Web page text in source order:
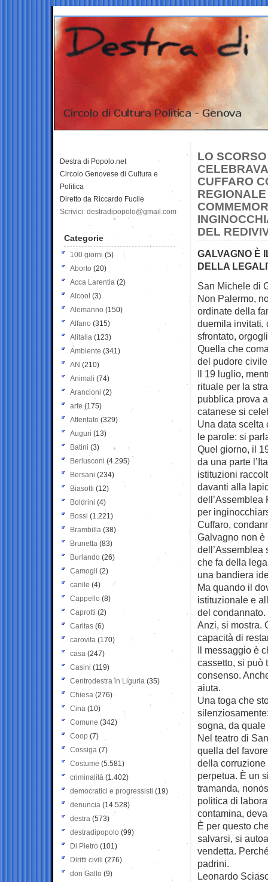
LO
CUFFARO
DEL
GALVAGNO È
DELLA
San Michele di
Non Palermo,
ordinate della
duemila invitati,
sfrontato,
Quella che
del pudore
Il 19 luglio,
rituale per la
pubblica prova
catanese si
Una data scelta
le parole: si
Quel giorno, il
da una parte
istituzioni raccolt
davanti alla
dell’Assemblea
per
Cuffaro,
Galvagno non
dell’Assemblea
che fa della
una bandiera
Ma quando il
istituzionale e
del
Anzi, si mostra.
capacità di
Il messaggio è
cassetto, si può
consenso.
aiuta.
Una toga che
sogna, da
Nel teatro di
quella del
della corruzione
perpetua. È un
tramanda,
politica di
contamina,
È per questo
salvarsi, si
vendetta.
padrini.
Leonardo
Destra di Popolo.net
Circolo Genovese di Cultura e
Politica
Diretto da Riccardo Fucile
Scrivici: destradipopolo@gmail.com
Categorie
100 giorni (5)
Aborto (20)
Acca Larentia (2)
Alcool (3)
Alemanno (150)
Alfano (315)
Alitalia (123)
Ambiente (341)
AN (210)
Animali (74)
Arancioni (2)
arte (175)
Attentato (329)
Auguri (13)
Batini (3)
Berlusconi (4.295)
Bersani (234)
Biasotti (12)
Boldrini (4)
Bossi (1.221)
Brambilla (38)
Brunetta (83)
Burlando (26)
Camogli (2)
canile (4)
Cappello (8)
Caprotti (2)
Caritas (6)
carovita (170)
casa (247)
Casini (119)
Centrodestra in Liguria (35)
Chiesa (276)
Cina (10)
Comune (342)
Coop (7)
Cossiga (7)
Costume (5.581)
criminalità (1.402)
democratici e progressisti (19)
denuncia (14.528)
destra (573)
destradipopolo (99)
Di Pietro (101)
Diritti civili (276)
don Gallo (9)